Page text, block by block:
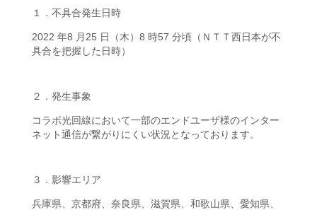
１．不具合発生日時
2022 年8 月25 日（木）8 時57 分頃（ＮＴＴ西日本が不
具合を把握した日時）
２．発生事象
コラボ光回線において一部のエンドユーザ様のインター
ネット通信が繋がりにくい状況となっております。
３．影響エリア
兵庫県、京都府、奈良県、滋賀県、和歌山県、愛知県、